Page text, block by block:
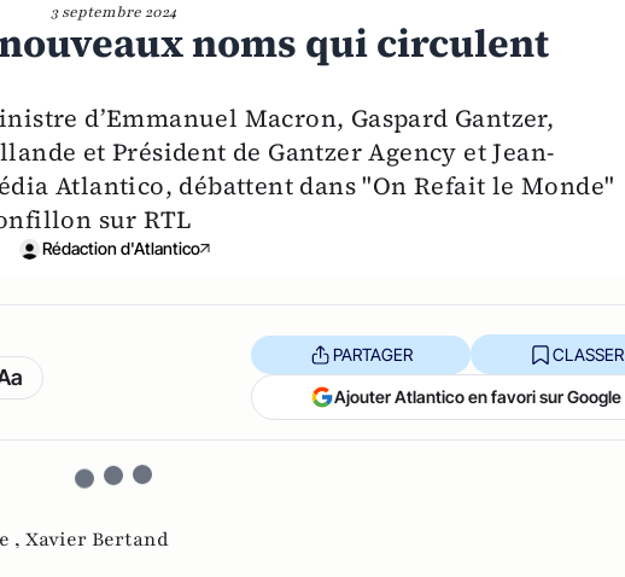
3 septembre 2024
noms qui circulent
d’Emmanuel Macron, Gaspard Gantzer,
et Président de Gantzer Agency et Jean-
Atlantico, débattent dans "On Refait le Monde"
sur RTL
Rédaction d'Atlantico
PARTAGER CLASSER
Ajouter Atlantico en favori sur Google
, Xavier Bertand